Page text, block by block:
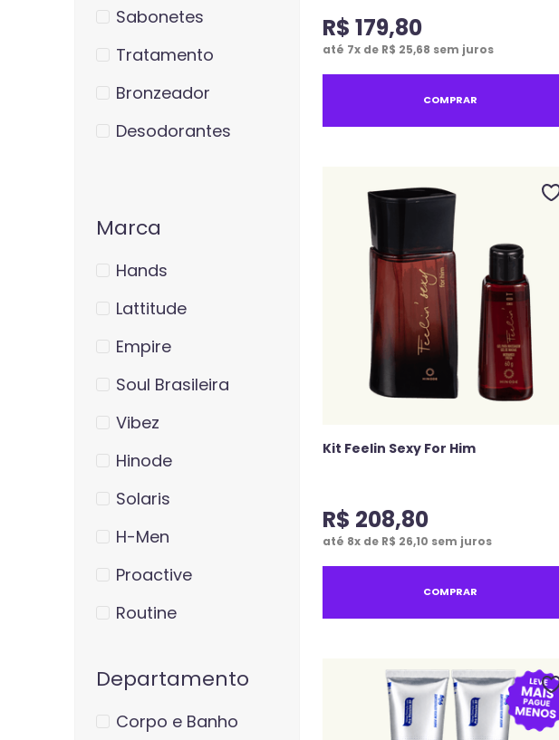
Sabonetes
Tratamento
Bronzeador
Desodorantes
Marca
Hands
Lattitude
Empire
Soul Brasileira
Vibez
Hinode
Solaris
H-Men
Proactive
Routine
Departamento
Corpo e Banho
R$ 179,80
até 7x de R$ 25,68 sem juros
COMPRAR
Kit Feelin Sexy For Him
R$ 208,80
até 8x de R$ 26,10 sem juros
COMPRAR